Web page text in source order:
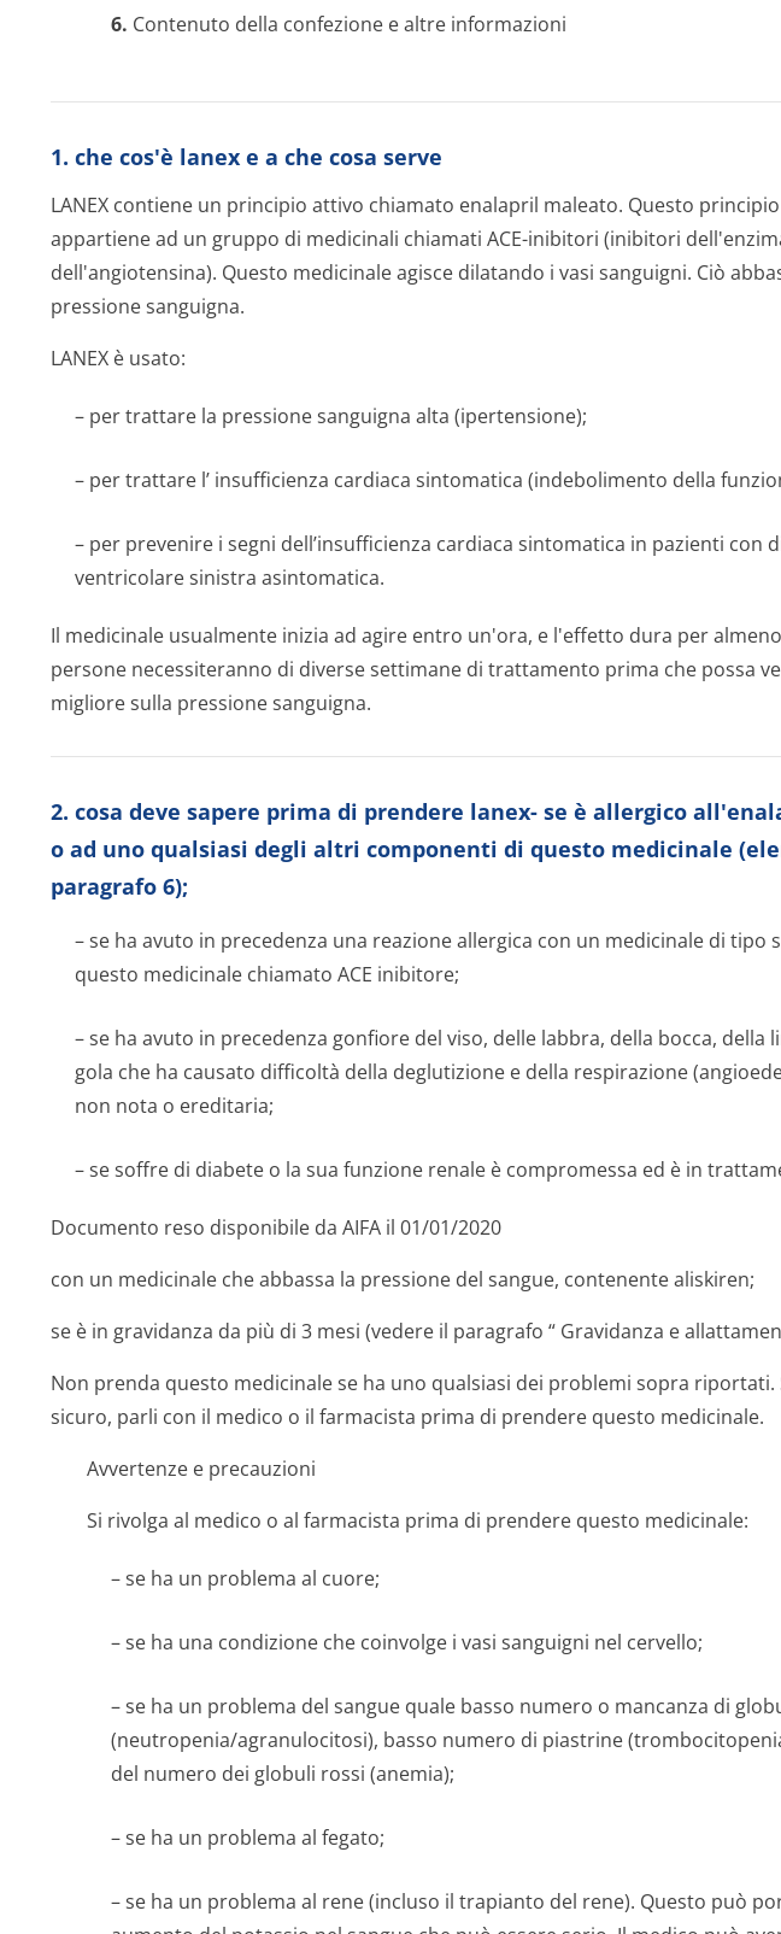
6. Contenuto della confezione e altre informazioni
1. che cos'è lanex e a che cosa serve
LANEX contiene un principio attivo chiamato enalapril maleato. Questo
appartiene ad un gruppo di medicinali chiamati ACE-inibitori (inibitori
dell'angiotensina). Questo medicinale agisce dilatando i vasi sanguigni. Ciò
pressione sanguigna.
LANEX è usato:
– per trattare la pressione sanguigna alta (ipertensione);
– per trattare l’ insufficienza cardiaca sintomatica (indebolimento della
– per prevenire i segni dell’insufficienza cardiaca sintomatica in pazienti con
ventricolare sinistra asintomatica.
Il medicinale usualmente inizia ad agire entro un'ora, e l'effetto dura per
persone necessiteranno di diverse settimane di trattamento prima che possa
migliore sulla pressione sanguigna.
2. cosa deve sapere prima di prendere lanex- se è allergico
o ad uno qualsiasi degli altri componenti di questo medicinale
paragrafo 6);
– se ha avuto in precedenza una reazione allergica con un medicinale di tipo
questo medicinale chiamato ACE inibitore;
– se ha avuto in precedenza gonfiore del viso, delle labbra, della bocca, della
gola che ha causato difficoltà della deglutizione e della respirazione
non nota o ereditaria;
– se soffre di diabete o la sua funzione renale è compromessa ed è in
Documento reso disponibile da AIFA il 01/01/2020
con un medicinale che abbassa la pressione del sangue, contenente aliskiren;
se è in gravidanza da più di 3 mesi (vedere il paragrafo “ Gravidanza e
Non prenda questo medicinale se ha uno qualsiasi dei problemi sopra riportati.
sicuro, parli con il medico o il farmacista prima di prendere questo medicinale.
Avvertenze e precauzioni
Si rivolga al medico o al farmacista prima di prendere questo medicinale:
– se ha un problema al cuore;
– se ha una condizione che coinvolge i vasi sanguigni nel cervello;
– se ha un problema del sangue quale basso numero o mancanza di
(neutropenia/a­granulocitosi), basso numero di piastrine
del numero dei globuli rossi (anemia);
– se ha un problema al fegato;
– se ha un problema al rene (incluso il trapianto del rene). Questo può